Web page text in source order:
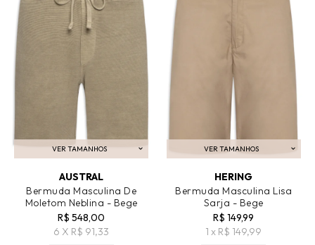
VER TAMANHOS
ADICIONAR AO CARRINHO
AUSTRAL
Bermuda Masculina De
Moletom Neblina - Bege
R$ 548,00
6 X R$ 91,33
VER TAMANHOS
ADICIONAR AO CARRINHO
HERING
Bermuda Masculina Lisa
Sarja - Bege
R$ 149,99
1 x R$ 149,99